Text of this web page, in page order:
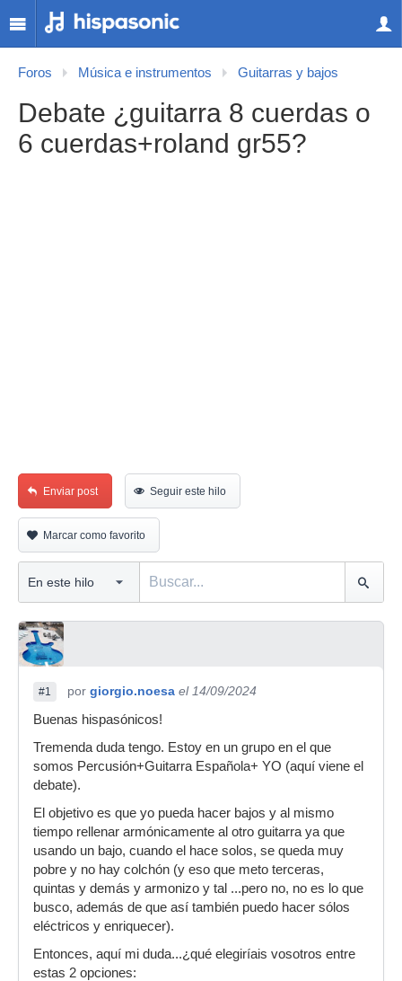
Foros Música e instrumentos Guitarras y bajos
Debate ¿guitarra 8 cuerdas o
6 cuerdas+roland gr55?
Enviar post Seguir este hilo
Marcar como favorito
#1 por giorgio.noesa el 14/09/2024
Buenas hispasónicos!
Tremenda duda tengo. Estoy en un grupo en el que
somos Percusión+Guitarra Española+ YO (aquí viene el
debate).
El objetivo es que yo pueda hacer bajos y al mismo
tiempo rellenar armónicamente al otro guitarra ya que
usando un bajo, cuando el hace solos, se queda muy
pobre y no hay colchón (y eso que meto terceras,
quintas y demás y armonizo y tal ...pero no, no es lo que
busco, además de que así también puedo hacer sólos
eléctricos y enriquecer).
Entonces, aquí mi duda...¿qué elegiríais vosotros entre
estas 2 opciones: